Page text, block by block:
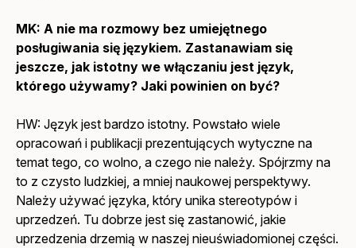
MK: A nie ma rozmowy bez umiejętnego
posługiwania się językiem. Zastanawiam się
jeszcze, jak istotny we włączaniu jest język,
którego używamy? Jaki powinien on być?
HW: Język jest bardzo istotny. Powstało wiele
opracowań i publikacji prezentujących wytyczne na
temat tego, co wolno, a czego nie należy. Spójrzmy na
to z czysto ludzkiej, a mniej naukowej perspektywy.
Należy używać języka, który unika stereotypów i
uprzedzeń. Tu dobrze jest się zastanowić, jakie
uprzedzenia drzemią w naszej nieuświadomionej części.